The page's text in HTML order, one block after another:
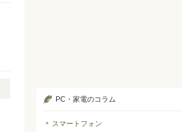
PC・家電のコラム
スマートフォン